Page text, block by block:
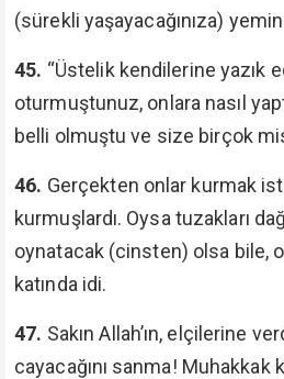
(sürekli yaşayacağınıza)
45. “Üstelik kendilerine yazık
oturmuştunuz, onlara nasıl
belli olmuştu ve size birçok
46. Gerçekten onlar kurmak
kurmuşlardı. Oysa tuzakları
oynatacak (cinsten) olsa bile,
katında idi.
47. Sakın Allah’ın, elçilerine
cayacağını sanma! Muhakkak